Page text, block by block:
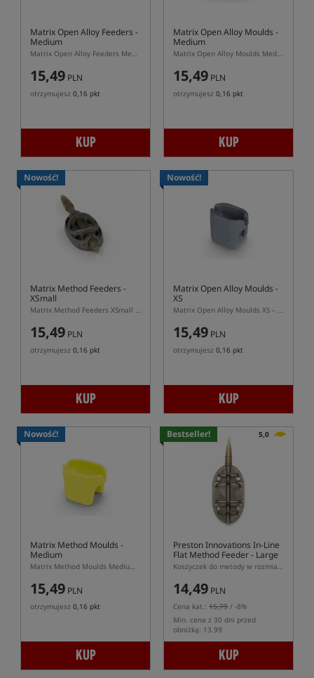
Matrix Open Alloy Feeders -
Medium
Matrix Open Alloy Feeders Medium – uniwersalny podajnik z burtami do pelletu
15,49 PLN
otrzymujesz 0,16 pkt
KUP
Matrix Open Alloy Moulds -
Medium
Matrix Open Alloy Moulds Medium – foremka do podajników Matrix Open Alloy M
15,49 PLN
otrzymujesz 0,16 pkt
KUP
Nowość!
Matrix Method Feeders -
XSmall
Matrix Method Feeders XSmall – najmniejszy podajnik method feeder XS do systemu Matrix
15,49 PLN
otrzymujesz 0,16 pkt
KUP
Nowość!
Matrix Open Alloy Moulds -
XS
Matrix Open Alloy Moulds XS – foremka do podajników Open Alloy XS
15,49 PLN
otrzymujesz 0,16 pkt
KUP
Nowość!
Matrix Method Moulds -
Medium
Matrix Method Moulds Medium – foremka do podajników Matrix Method Feeder M
15,49 PLN
otrzymujesz 0,16 pkt
KUP
Bestseller! 5,0
Preston Innovations In-Line
Flat Method Feeder - Large
Koszyczek do metody w rozmiarze L
14,49 PLN
Cena kat.: 15,79 / -8%
Min. cena z 30 dni przed
obniżką: 13.99
KUP